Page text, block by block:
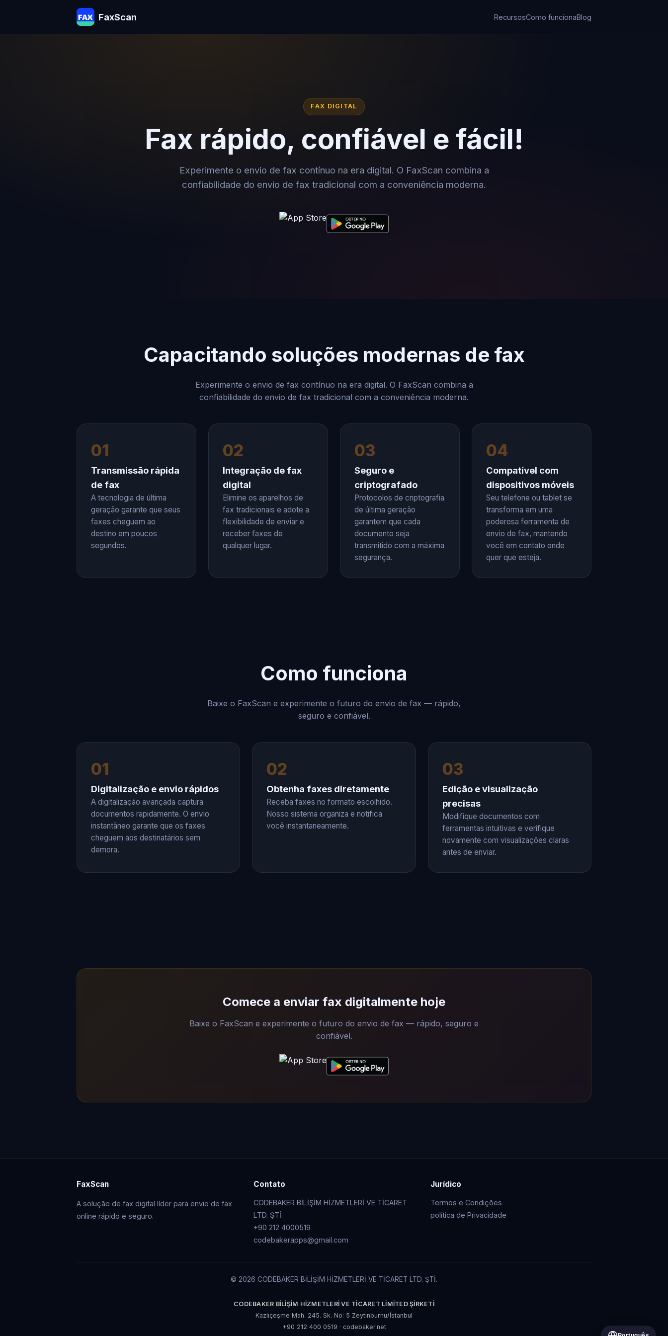
FaxScan RecursosComo funcionaBlog
FAX DIGITAL
Fax rápido, confiável e fácil!
Experimente o envio de fax contínuo na era digital. O FaxScan combina a
confiabilidade do envio de fax tradicional com a conveniência moderna.
Capacitando soluções modernas de fax
Experimente o envio de fax contínuo na era digital. O FaxScan combina a
confiabilidade do envio de fax tradicional com a conveniência moderna.
01
Transmissão rápida
de fax
A tecnologia de última
geração garante que seus
faxes cheguem ao
destino em poucos
segundos.
02
Integração de fax
digital
Elimine os aparelhos de
fax tradicionais e adote a
flexibilidade de enviar e
receber faxes de
qualquer lugar.
03
Seguro e
criptografado
Protocolos de criptografia
de última geração
garantem que cada
documento seja
transmitido com a máxima
segurança.
04
Compatível com
dispositivos móveis
Seu telefone ou tablet se
transforma em uma
poderosa ferramenta de
envio de fax, mantendo
você em contato onde
quer que esteja.
Como funciona
Baixe o FaxScan e experimente o futuro do envio de fax — rápido,
seguro e confiável.
01
Digitalização e envio rápidos
A digitalização avançada captura
documentos rapidamente. O envio
instantâneo garante que os faxes
cheguem aos destinatários sem
demora.
02
Obtenha faxes diretamente
Receba faxes no formato escolhido.
Nosso sistema organiza e notifica
você instantaneamente.
03
Edição e visualização
precisas
Modifique documentos com
ferramentas intuitivas e verifique
novamente com visualizações claras
antes de enviar.
Comece a enviar fax digitalmente hoje
Baixe o FaxScan e experimente o futuro do envio de fax — rápido, seguro e
confiável.
FaxScan
A solução de fax digital líder para envio de fax
online rápido e seguro.
Contato
CODEBAKER BİLİŞİM HİZMETLERİ VE TİCARET
LTD. ŞTİ.
+90 212 4000519
codebakerapps@gmail.com
Jurídico
Termos e Condições
política de Privacidade
© 2026 CODEBAKER BİLİŞİM HİZMETLERİ VE TİCARET LTD. ŞTİ.
CODEBAKER BİLİŞİM HİZMETLERİ VE TİCARET LİMİTED ŞİRKETİ
Kazlıçeşme Mah. 245. Sk. No: 5 Zeytinburnu/İstanbul
+90 212 400 0519 · codebaker.net